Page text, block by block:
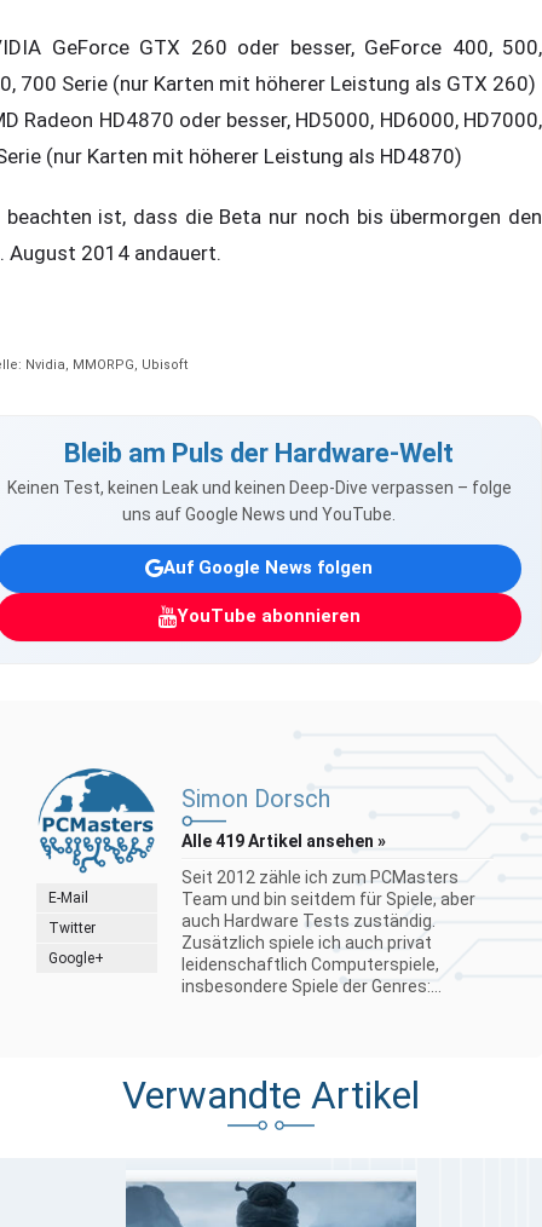
GeForce GTX 260 oder besser, GeForce 400, 500,
700 Serie (nur Karten mit höherer Leistung als GTX 260)
Radeon HD4870 oder besser, HD5000, HD6000, HD7000,
(nur Karten mit höherer Leistung als HD4870)
beachten ist, dass die Beta nur noch bis übermorgen den
August 2014 andauert.
Nvidia, MMORPG, Ubisoft
Bleib am Puls der Hardware-Welt
Keinen Test, keinen Leak und keinen Deep-Dive verpassen – folge
uns auf Google News und YouTube.
Auf Google News folgen
YouTube abonnieren
E-Mail
Twitter
Google+
Simon Dorsch
Alle 419 Artikel ansehen »
Seit 2012 zähle ich zum PCMasters
Team und bin seitdem für Spiele, aber
auch Hardware Tests zuständig.
Zusätzlich spiele ich auch privat
leidenschaftlich Computerspiele,
insbesondere Spiele der Genres:...
Verwandte Artikel